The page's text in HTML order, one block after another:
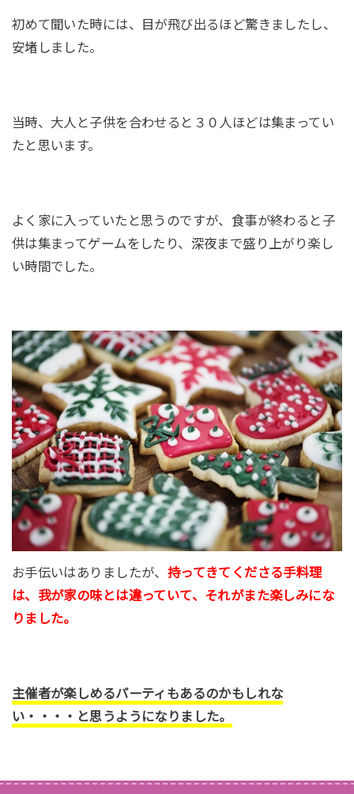
初めて聞いた時には、目が飛び出るほど驚きましたし、
安堵しました。
当時、大人と子供を合わせると３０人ほどは集まってい
たと思います。
よく家に入っていたと思うのですが、食事が終わると子
供は集まってゲームをしたり、深夜まで盛り上がり楽し
い時間でした。
お手伝いはありましたが、 持ってきてくださる手料理
は、我が家の味とは違っていて、それがまた楽しみにな
りました。
主催者が楽しめるパーティもあるのかもしれな
い・・・・と思うようになりました。